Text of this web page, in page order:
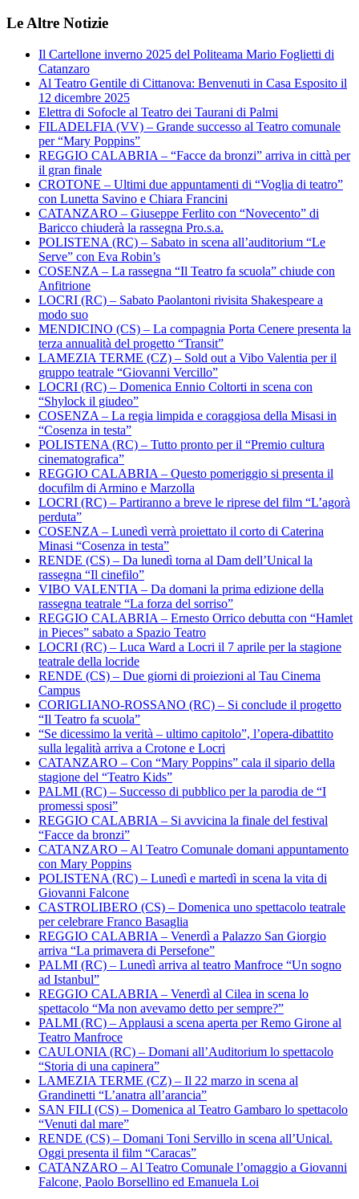
Le Altre Notizie
Il Cartellone inverno 2025 del Politeama Mario Foglietti di
Catanzaro
Al Teatro Gentile di Cittanova: Benvenuti in Casa Esposito il
12 dicembre 2025
Elettra di Sofocle al Teatro dei Taurani di Palmi
FILADELFIA (VV) – Grande successo al Teatro comunale
per “Mary Poppins”
REGGIO CALABRIA – “Facce da bronzi” arriva in città per
il gran finale
CROTONE – Ultimi due appuntamenti di “Voglia di teatro”
con Lunetta Savino e Chiara Francini
CATANZARO – Giuseppe Ferlito con “Novecento” di
Baricco chiuderà la rassegna Pro.s.a.
POLISTENA (RC) – Sabato in scena all’auditorium “Le
Serve” con Eva Robin’s
COSENZA – La rassegna “Il Teatro fa scuola” chiude con
Anfitrione
LOCRI (RC) – Sabato Paolantoni rivisita Shakespeare a
modo suo
MENDICINO (CS) – La compagnia Porta Cenere presenta la
terza annualità del progetto “Transit”
LAMEZIA TERME (CZ) – Sold out a Vibo Valentia per il
gruppo teatrale “Giovanni Vercillo”
LOCRI (RC) – Domenica Ennio Coltorti in scena con
“Shylock il giudeo”
COSENZA – La regia limpida e coraggiosa della Misasi in
“Cosenza in testa”
POLISTENA (RC) – Tutto pronto per il “Premio cultura
cinematografica”
REGGIO CALABRIA – Questo pomeriggio si presenta il
docufilm di Armino e Marzolla
LOCRI (RC) – Partiranno a breve le riprese del film “L’agorà
perduta”
COSENZA – Lunedì verrà proiettato il corto di Caterina
Minasi “Cosenza in testa”
RENDE (CS) – Da lunedì torna al Dam dell’Unical la
rassegna “Il cinefilo”
VIBO VALENTIA – Da domani la prima edizione della
rassegna teatrale “La forza del sorriso”
REGGIO CALABRIA – Ernesto Orrico debutta con “Hamlet
in Pieces” sabato a Spazio Teatro
LOCRI (RC) – Luca Ward a Locri il 7 aprile per la stagione
teatrale della locride
RENDE (CS) – Due giorni di proiezioni al Tau Cinema
Campus
CORIGLIANO-ROSSANO (RC) – Si conclude il progetto
“Il Teatro fa scuola”
“Se dicessimo la verità – ultimo capitolo”, l’opera-dibattito
sulla legalità arriva a Crotone e Locri
CATANZARO – Con “Mary Poppins” cala il sipario della
stagione del “Teatro Kids”
PALMI (RC) – Successo di pubblico per la parodia de “I
promessi sposi”
REGGIO CALABRIA – Si avvicina la finale del festival
“Facce da bronzi”
CATANZARO – Al Teatro Comunale domani appuntamento
con Mary Poppins
POLISTENA (RC) – Lunedì e martedì in scena la vita di
Giovanni Falcone
CASTROLIBERO (CS) – Domenica uno spettacolo teatrale
per celebrare Franco Basaglia
REGGIO CALABRIA – Venerdì a Palazzo San Giorgio
arriva “La primavera di Persefone”
PALMI (RC) – Lunedì arriva al teatro Manfroce “Un sogno
ad Istanbul”
REGGIO CALABRIA – Venerdì al Cilea in scena lo
spettacolo “Ma non avevamo detto per sempre?”
PALMI (RC) – Applausi a scena aperta per Remo Girone al
Teatro Manfroce
CAULONIA (RC) – Domani all’Auditorium lo spettacolo
“Storia di una capinera”
LAMEZIA TERME (CZ) – Il 22 marzo in scena al
Grandinetti “L’anatra all’arancia”
SAN FILI (CS) – Domenica al Teatro Gambaro lo spettacolo
“Venuti dal mare”
RENDE (CS) – Domani Toni Servillo in scena all’Unical.
Oggi presenta il film “Caracas”
CATANZARO – Al Teatro Comunale l’omaggio a Giovanni
Falcone, Paolo Borsellino ed Emanuela Loi